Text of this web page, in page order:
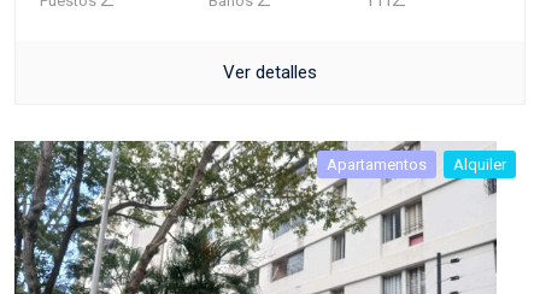
Ver detalles
Apartamentos Alquiler